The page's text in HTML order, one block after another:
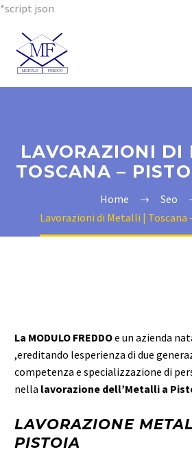
*script json
LAVORAZIONI DI
TOSCANA –
Home
Seo
Lavorazioni di Metalli | Toscana
La MODULO FREDDOe un azienda
,ereditando lesperienza di due
competenza e specializzazione di
nella lavorazione dell’Metalli a
LAVORAZIONE
PISTOIA